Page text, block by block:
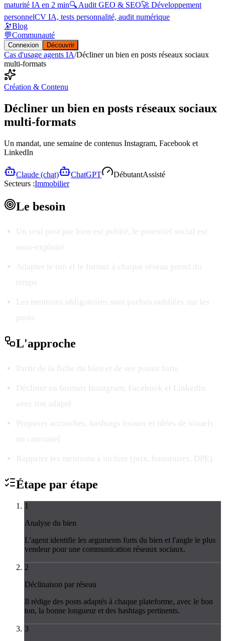
maturité IA en 2 min🔍 Audit GEO & SEO🚀 Développement
personnelCV IA, tests personnalité, audit numérique
🔭Blog
💬Communauté
Connexion Découvrir
Cas d'usage agents IA/Décliner un bien en posts réseaux sociaux
multi-formats
Création & Contenu
Décliner un bien en posts réseaux sociaux
multi-formats
Un mandat, une semaine de contenus Instagram, Facebook et
LinkedIn
Claude (chat) ChatGPT DébutantAssisté
Secteurs :Immobilier
Le besoin
Un seul post par bien est publié, le potentiel social est
sous-exploité
Adapter le ton et le format à chaque réseau prend du
temps
Les mentions obligatoires sont parfois oubliées sur les
posts
L'approche
Partir de la fiche du bien et de ses points forts
Décliner en formats Instagram, Facebook et LinkedIn
avec ton adapté
Proposer accroches, hashtags locaux et idées de visuels
ou carrousel
Rappeler les mentions à inclure (prix, honoraires, DPE)
Étape par étape
1
Analyse du bien
L'agent identifie les arguments forts du bien et l'angle le plus
vendeur pour une communication réseaux sociaux.
2
Déclinaison par réseau
Il rédige des posts adaptés à chaque plateforme, avec le bon
ton, la bonne longueur et des hashtags pertinents.
3